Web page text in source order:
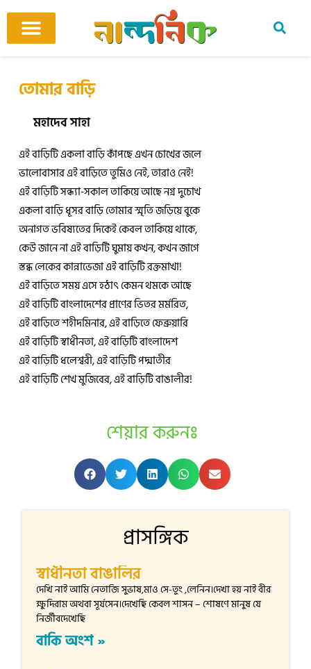
content
তোমার বাড়ি
মহাদেব সাহা
এই বাড়িটি একলা বাড়ি কাঁপছে এখন চোখের জলে
ভালোবাসার এই বাড়িতে তুমিও নেই, তারাও নেই!
এই বাড়িটি সন্ধ্যা-সকাল তাকিয়ে আছে নগ্ন দুচোখ
একলা বাড়ি ধূসর বাড়ি তোমার স্মৃতি জড়িয়ে বুকে
অনাগত ভবিষ্যতের দিকেই কেবল তাকিয়ে থাকে,
কেউ জানে না এই বাড়িটি ঘুমায় কখন, কখন জাগে
স্তব্ধ লেকের কান্নাভেজা এই বাড়িটি রক্তমাখা!
এই বাড়িতে সময় এসে হঠাৎ কেমন থমকে আছে
এই বাড়িটি বাংলাদেশের প্রাণের ভিতর মর্মরিত,
এই বাড়িতে শহীদমিনার, এই বাড়িতে ফেব্রুয়ারি
এই বাড়িটি স্বাধীনতা, এই বাড়িটি বাংলাদেশ
এই বাড়িটি ধলেশ্বরী, এই বাড়িটি পদ্মাতীর
এই বাড়িটি শেখ মুজিবের, এই বাড়িটি বাঙালীর!
শেয়ার করুনঃ
প্রাসঙ্গিক
স্বাধীনতা বাঙালির
দেখি নাই আমি নেতাজি সুভাষ,মাও সে-তুং ,লেনিন।দেখা হয় নাই বীর
ক্ষুদিরাম অথবা সূর্যসেন।দেখেছি কেবল শাসন – শোষণে মানুষ যে
নির্জীবদেখেছি
বাকি অংশ »